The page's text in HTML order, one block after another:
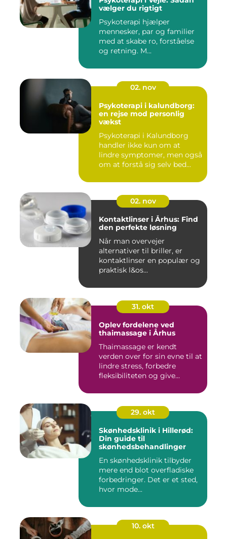
vælger du rigtigt
Psykoterapi hjælper
mennesker, par og familier
med at skabe ro, forståelse
og retning. M...
02. nov
Psykoterapi i kalundborg:
en rejse mod personlig
vækst
Psykoterapi i Kalundborg
handler ikke kun om at
lindre symptomer, men også
om at forstå sig selv bed...
02. nov
Kontaktlinser i Århus: Find
den perfekte løsning
Når man overvejer
alternativer til briller, er
kontaktlinser en populær og
praktisk l&os...
31. okt
Oplev fordelene ved
thaimassage i Århus
Thaimassage er kendt
verden over for sin evne til at
lindre stress, forbedre
fleksibiliteten og give...
29. okt
Skønhedsklinik i Hillerød:
Din guide til
skønhedsbehandlinger
En skønhedsklinik tilbyder
mere end blot overfladiske
forbedringer. Det er et sted,
hvor mode...
10. okt